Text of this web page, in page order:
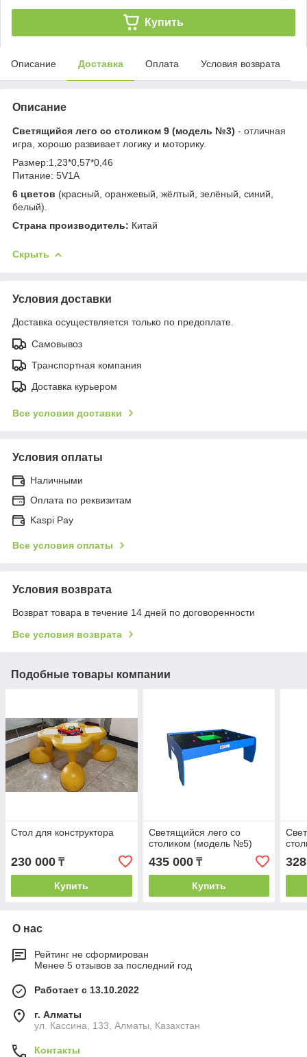
Купить
Описание Доставка Оплата Условия возврата
Описание
Светящийся лего со столиком 9 (модель №3) - отличная
игра, хорошо развивает логику и моторику.
Размер:1,23*0,57*0,46
Питание: 5V1A
6 цветов (красный, оранжевый, жёлтый, зелёный, синий,
белый).
Страна производитель: Китай
Скрыть
Условия доставки
Доставка осуществляется только по предоплате.
Самовывоз
Транспортная компания
Доставка курьером
Все условия доставки
Условия оплаты
Наличными
Оплата по реквизитам
Kaspi Pay
Все условия оплаты
Условия возврата
Возврат товара в течение 14 дней по договоренности
Все условия возврата
Подобные товары компании
Стол для конструктора
230 000 ₸
Купить
Светящийся лего со
столиком (модель №5)
435 000₸
Купить
О нас
Рейтинг не сформирован
Менее 5 отзывов за последний год
Работает с 13.10.2022
г. Алматы
ул. Кассина, 133, Алматы, Казахстан
Контакты